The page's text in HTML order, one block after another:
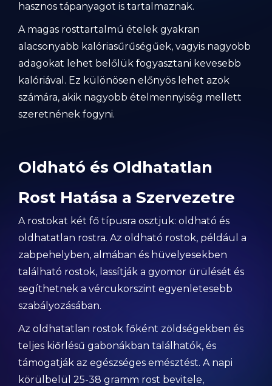
hasznos tápanyagot is tartalmaznak.
A magas rosttartalmú ételek gyakran
alacsonyabb kalóriasűrűségűek, vagyis nagyobb
adagokat lehet belőlük fogyasztani kevesebb
kalóriával. Ez különösen előnyös lehet azok
számára, akik nagyobb ételmennyiség mellett
szeretnének fogyni.
Oldható és Oldhatatlan
Rost Hatása a Szervezetre
A rostokat két fő típusra osztjuk: oldható és
oldhatatlan rostra. Az oldható rostok, például a
zabpehelyben, almában és hüvelyesekben
található rostok, lassítják a gyomor ürülését és
segíthetnek a vércukorszint egyenletesebb
szabályozásában.
Az oldhatatlan rostok főként zöldségekben és
teljes kiőrlésű gabonákban találhatók, és
támogatják az egészséges emésztést. A napi
körülbelül 25-38 gramm rost bevitele,